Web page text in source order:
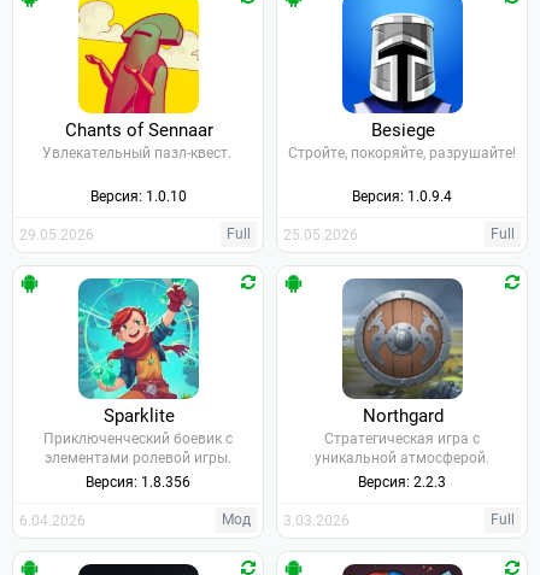
Chants of Sennaar
Увлекательный пазл-квест.
Версия: 1.0.10
29.05.2026 Full
Besiege
Стройте, покоряйте, разрушайте!
Версия: 1.0.9.4
25.05.2026 Full
Sparklite
Приключенческий боевик с
элементами ролевой игры.
Версия: 1.8.356
6.04.2026 Мод
Northgard
Стратегическая игра с
уникальной атмосферой.
Версия: 2.2.3
3.03.2026 Full